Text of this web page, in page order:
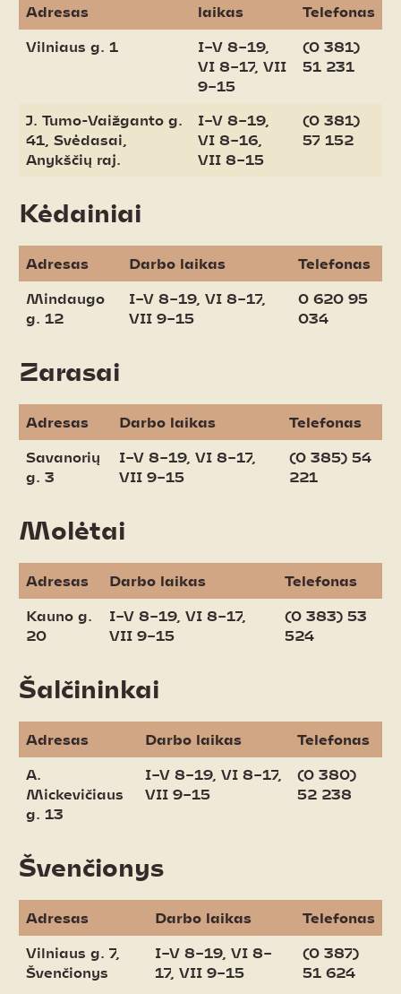
Adresas
laikas
Telefonas
Vilniaus g. 1
I–V 8–19,
VI 8–17, VII
9–15
(0 381)
51 231
J. Tumo-Vaižganto g.
41, Svėdasai,
Anykščių raj.
I–V 8–19,
VI 8–16,
VII 8–15
(0 381)
57 152
Kėdainiai
Adresas Darbo laikas Telefonas
Mindaugo
g. 12
I–V 8–19, VI 8–17,
VII 9–15
0 620 95
034
Zarasai
Adresas Darbo laikas Telefonas
Savanorių
g. 3
I–V 8–19, VI 8–17,
VII 9–15
(0 385) 54
221
Molėtai
Adresas Darbo laikas Telefonas
Kauno g.
20
I–V 8–19, VI 8–17,
VII 9–15
(0 383) 53
524
Šalčininkai
Adresas Darbo laikas Telefonas
A.
Mickevičiaus
g. 13
I–V 8–19, VI 8–17,
VII 9–15
(0 380)
52 238
Švenčionys
Adresas Darbo laikas Telefonas
Vilniaus g. 7,
Švenčionys
I–V 8–19, VI 8–
17, VII 9–15
(0 387)
51 624